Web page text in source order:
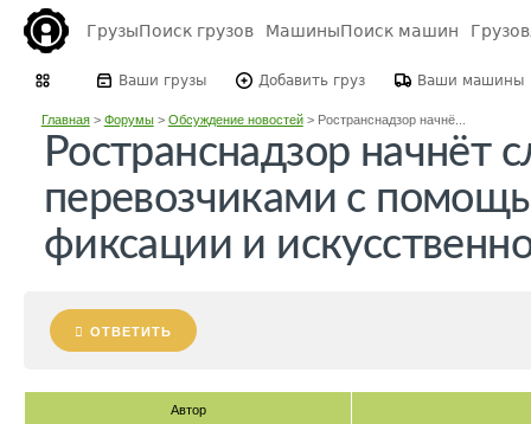
ГрузыПоиск грузов МашиныПоиск машин
Ваши грузы Добавить груз Ваши машины
Главная> Форумы> Обсуждение новостей> Ространснадзор начнё...
Ространснадзор начнёт
перевозчиками с
фиксации и
ОТВЕТИТЬ
Автор